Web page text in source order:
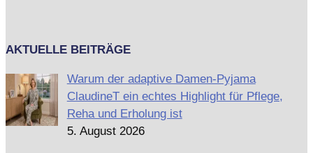
AKTUELLE BEITRÄGE
Warum der adaptive Damen-Pyjama
ClaudineT ein echtes Highlight für Pflege,
Reha und Erholung ist
5. August 2026